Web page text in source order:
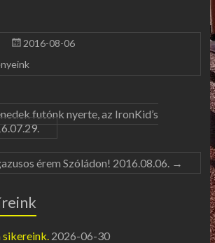
2016-08-06
futónk nyerte, az IronKid’s
érem Szóládon! 2016.08.06. →
2026-06-30